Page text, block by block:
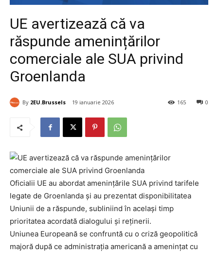
UE avertizează că va
răspunde amenințărilor
comerciale ale SUA privind
Groenlanda
By 2EU.Brussels 19 ianuarie 2026 0
165
Oficialii UE au abordat amenințările SUA privind tarifele
legate de Groenlanda și au prezentat disponibilitatea
Uniunii de a răspunde, subliniind în același timp
prioritatea acordată dialogului și reținerii.
Uniunea Europeană se confruntă cu o criză geopolitică
majoră după ce administrația americană a amenințat cu